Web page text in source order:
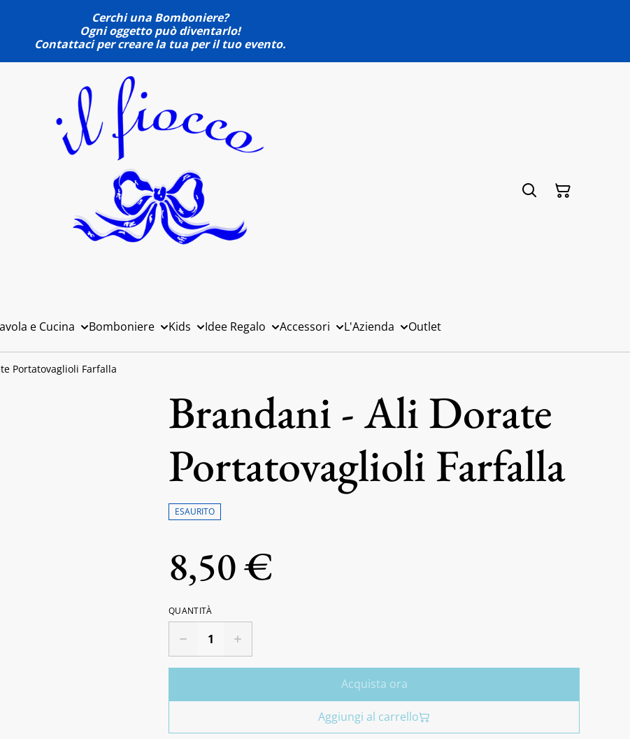
Cerchi una Bomboniere?
Ogni oggetto può diventarlo!
Contattaci per creare la tua per il tuo evento.
e Cucina Bomboniere Kids Idee Regalo Accessori L'Azienda Outlet
Portatovaglioli Farfalla
Brandani - Ali Dorate
Portatovaglioli Farfalla
ESAURITO
8,50 €
QUANTITÀ
Acquista ora
Aggiungi al carrello